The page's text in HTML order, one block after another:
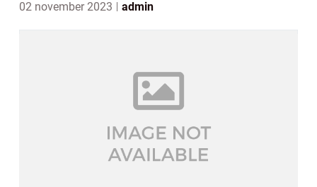
02 november 2023 admin